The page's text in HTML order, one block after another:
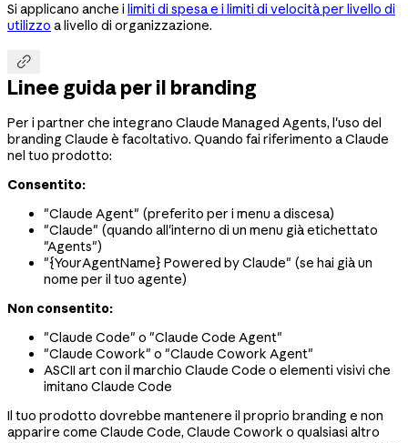
Si applicano anche i limiti di spesa e i limiti di velocità per livello di
utilizzo a livello di organizzazione.

Linee guida per il branding
Per i partner che integrano Claude Managed Agents, l'uso del
branding Claude è facoltativo. Quando fai riferimento a Claude
nel tuo prodotto:
Consentito:
"Claude Agent" (preferito per i menu a discesa)
"Claude" (quando all'interno di un menu già etichettato
"Agents")
"{YourAgentName} Powered by Claude" (se hai già un
nome per il tuo agente)
Non consentito:
"Claude Code" o "Claude Code Agent"
"Claude Cowork" o "Claude Cowork Agent"
ASCII art con il marchio Claude Code o elementi visivi che
imitano Claude Code
Il tuo prodotto dovrebbe mantenere il proprio branding e non
apparire come Claude Code, Claude Cowork o qualsiasi altro